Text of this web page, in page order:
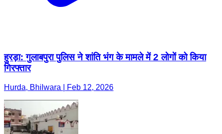
हुरड़ा: गुलाबपुरा पुलिस ने शांति भंग के मामले में 2 लोगों को किया
गिरफ्तार
Hurda, Bhilwara | Feb 12, 2026